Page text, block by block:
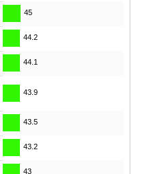
45
44.2
44.1
43.9
43.5
43.2
43